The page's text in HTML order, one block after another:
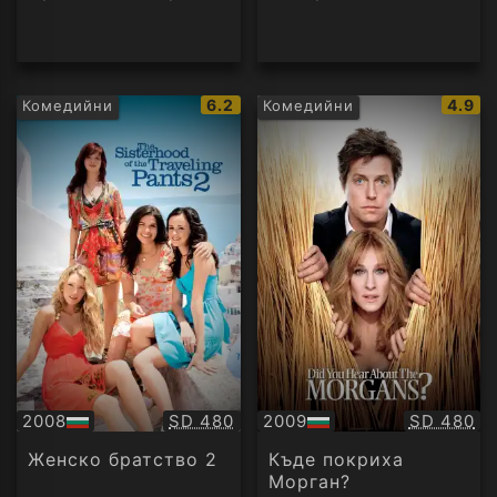
Комедийни
IMDb
рейтинг:
6.2
2008
БГ
аудио
Качество:
SD 480
Женско братство 2
Комедийни
IMDb
4.9
2009
БГ
аудио
SD 480
Къде покриха
Морган?